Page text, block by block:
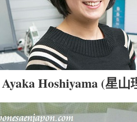
Ayaka Hoshiyama (星